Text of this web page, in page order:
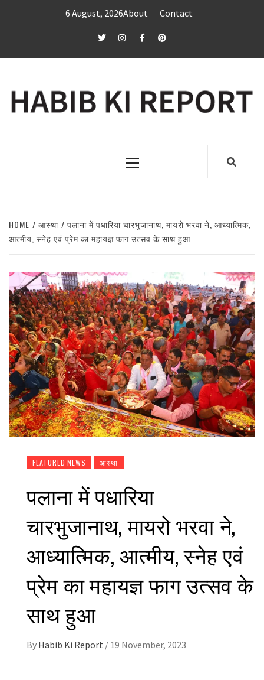
6 August, 2026About Contact
twitterInstagramFacebookPinterest
Primary
HOME आस्था
पलाना में पधारिया चारभुजानाथ, मायरो भरवा ने, आध्यात्मिक,
आत्मीय, स्नेह एवं प्रेम का महायज्ञ फाग उत्सव के साथ हुआ
FEATURED NEWS आस्था
पलाना में पधारिया
चारभुजानाथ, मायरो भरवा ने,
आध्यात्मिक, आत्मीय, स्नेह एवं
प्रेम का महायज्ञ फाग उत्सव के
साथ हुआ
By Habib Ki Report / 19 November, 2023